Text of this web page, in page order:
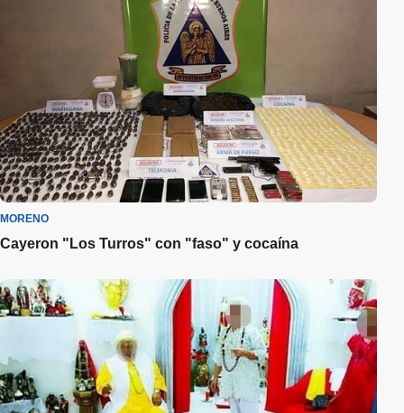
MORENO
Cayeron "Los Turros" con "faso" y cocaína